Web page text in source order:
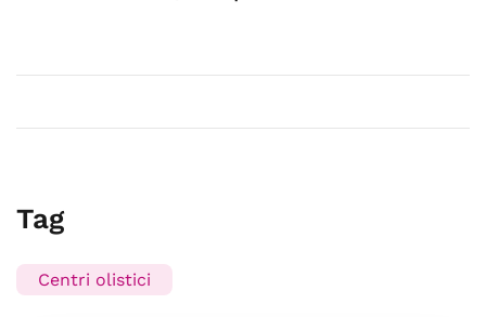
Tag
Centri olistici